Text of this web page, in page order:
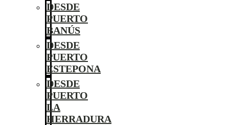
DESDE
PUERTO
BANÚS
DESDE
PUERTO
ESTEPONA
DESDE
PUERTO
LA
HERRADURA